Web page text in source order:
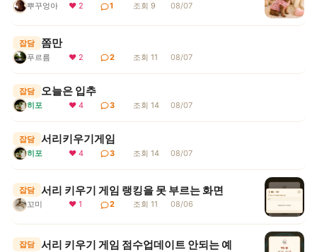
뿌꾸엉아 ❤ 2 1 조회 9 08/07
잡담 쫌만
푸르름 ❤ 2 2 조회 11 08/07
잡담 오늘은 입추
히포 ❤ 4 3 조회 14 08/07
잡담 서리키우기게임
히포 ❤ 4 3 조회 14 08/07
잡담 서리 키우기 게임 랭킹을 못 부르는 화면
꼬미 ❤ 1 2 조회 11 08/06
잡담 서리 키우기 게임 점수업데이트 안되는 예